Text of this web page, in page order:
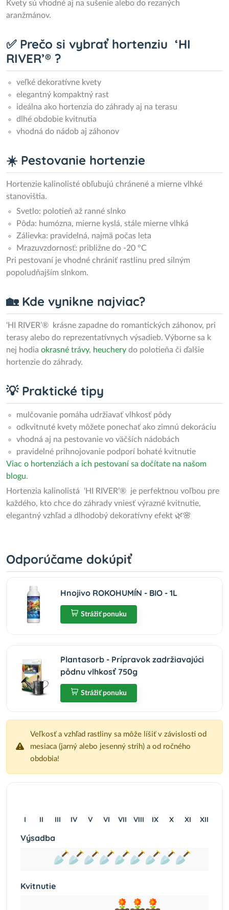
Kvety sú vhodné aj na sušenie alebo do rezaných
aranžmánov.
✅ Prečo si vybrať hortenziu ‘HI
RIVER’® ?
veľké dekoratívne kvety
elegantný kompaktný rast
ideálna ako hortenzia do záhrady aj na terasu
dlhé obdobie kvitnutia
vhodná do nádob aj záhonov
☀️ Pestovanie hortenzie
Hortenzie kalinolisté obľubujú chránené a mierne vlhké
stanovištia.
Svetlo: polotieň až ranné slnko
Pôda: humózna, mierne kyslá, stále mierne vlhká
Zálievka: pravidelná, najmä počas leta
Mrazuvzdornosť: približne do -20 °C
Pri pestovaní je vhodné chrániť rastlinu pred silným
popoludňajším slnkom.
🏡 Kde vynikne najviac?
‘HI RIVER’® krásne zapadne do romantických záhonov, pri
terasy alebo do reprezentatívnych výsadieb. Výborne sa k
nej hodia okrasné trávy, heuchery do polotieňa či ďalšie
hortenzie do záhrady.
💡 Praktické tipy
mulčovanie pomáha udržiavať vlhkosť pôdy
odkvitnuté kvety môžete ponechať ako zimnú dekoráciu
vhodná aj na pestovanie vo väčších nádobách
pravidelné prihnojovanie podporí bohaté kvitnutie
Viac o hortenziách a ich pestovaní sa dočítate na našom
blogu.
Hortenzia kalinolistá ‘HI RIVER’® je perfektnou voľbou pre
každého, kto chce do záhrady vniesť výrazné kvitnutie,
elegantný vzhľad a dlhodobý dekoratívny efekt 🌿🌸
Odporúčame dokúpiť
Hnojivo ROKOHUMÍN - BIO - 1L
Strážiť ponuku
Plantasorb - Prípravok zadržiavajúci
pôdnu vlhkosť 750g
Strážiť ponuku
Veľkosť a vzhľad rastliny sa môže líšiť v závislosti od
mesiaca (jarný alebo jesenný strih) a od ročného
obdobia!
I II III IV V VI VII VIII IX X XI XII
Výsadba
Kvitnutie